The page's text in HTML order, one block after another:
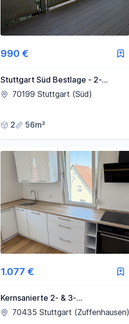
990 €
Stuttgart Süd Bestlage - 2-
Zimmer-Wohnung mit großem
70199 Stuttgart (Süd)
2 56m²
1.077 €
Kernsanierte 2- & 3-
Zimmerwohnungen mit
70435 Stuttgart (Zuffenhausen)